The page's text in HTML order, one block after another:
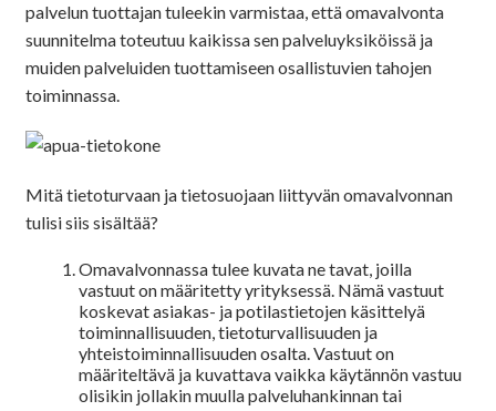
palvelun tuottajan tuleekin varmistaa, että omavalvonta
suunnitelma toteutuu kaikissa sen palveluyksiköissä ja
muiden palveluiden tuottamiseen osallistuvien tahojen
toiminnassa.
Mitä tietoturvaan ja tietosuojaan liittyvän omavalvonnan
tulisi siis sisältää?
Omavalvonnassa tulee kuvata ne tavat, joilla
vastuut on määritetty yrityksessä. Nämä vastuut
koskevat asiakas- ja potilastietojen käsittelyä
toiminnallisuuden, tietoturvallisuuden ja
yhteistoiminnallisuuden osalta. Vastuut on
määriteltävä ja kuvattava vaikka käytännön vastuu
olisikin jollakin muulla palveluhankinnan tai